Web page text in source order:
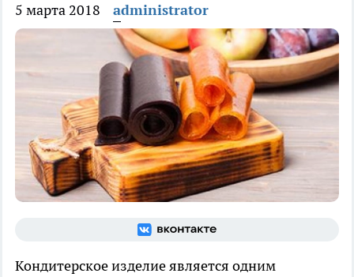
5 марта 2018 administrator
Кондитерское изделие является одним